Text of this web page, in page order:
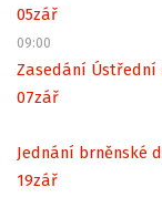
05zář
09:00
Zasedání Ústřední
07zář
Jednání brněnské
19zář